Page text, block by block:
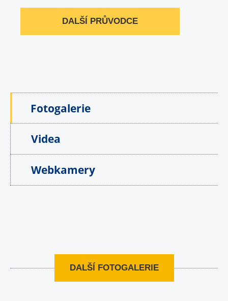
DALŠÍ PRŮVODCE
Fotogalerie
Videa
Webkamery
DALŠÍ FOTOGALERIE